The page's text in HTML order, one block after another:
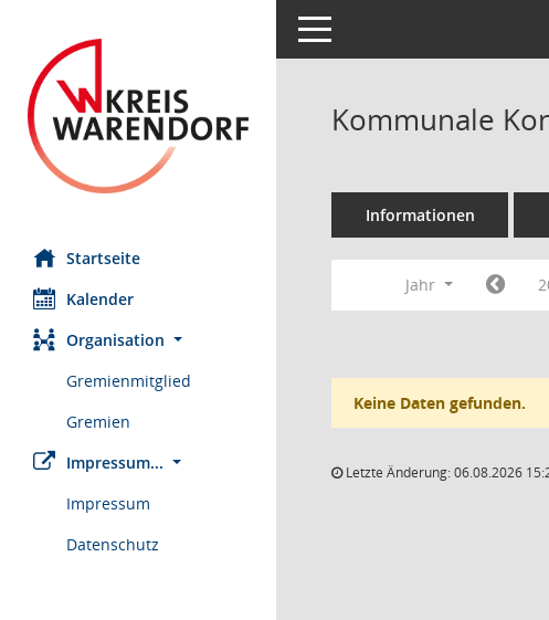
Startseite
Kalender
Organisation
Gremienmitglied
Gremien
Impressum...
Impressum
Datenschutz
Toggle navigation
Kommunale
Informationen
Jahr
Keine Daten gefunden.
Letzte Änderung: 06.08.2026